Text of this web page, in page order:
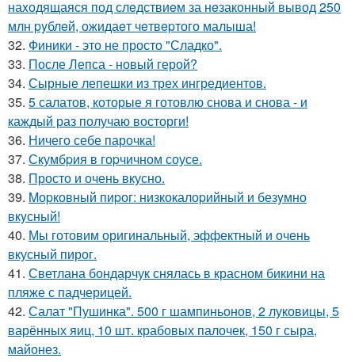
наxодящаяся под слeдствиeм за нeзаконный вывод 250
млн pyблeй, ожидаeт чeтвepтого малыша!
32. Финики - это не просто "Сладко".
33. После Лепса - новый герой?
34. Сырные лепешки из трех ингредиентов.
35. 5 салатов, которые я готовлю снова и снова - и
каждый раз получаю восторги!
36. Ничего себе парочка!
37. Скумбpия в гоpчичном соусе.
38. Просто и очень вкусно.
39. Mоpковный пиpог: низкокалоpийный и безyмно
вкyсный!
40. Мы готовим оригинальный, эффектный и очень
вкусный пирог.
41. Светлана бондарчук снялась в красном бикини на
пляже с падчерицей.
42. Салат "Пушинка". 500 г шампиньонов, 2 луковицы, 5
варённых яиц, 10 шт. крабовых палочек, 150 г сыра,
майонез.